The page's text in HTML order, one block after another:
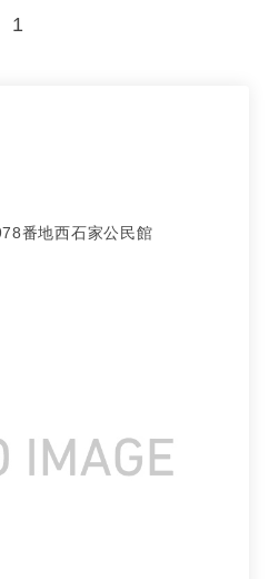
1
番地西石家公民館